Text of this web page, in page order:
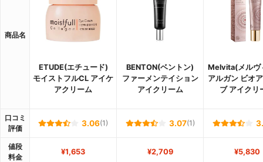
商品名
ETUDE(エチュード)
モイストフルCL アイケ
アクリーム
BENTON(ベントン)
ファーメンテイション
アイクリーム
Melvita(メルヴ
アルガン ビオ
ブ アイクリ
口コミ
評価
3.06(1) 3.07(1)
値段
料金
¥1,653 ¥2,709 ¥5,830